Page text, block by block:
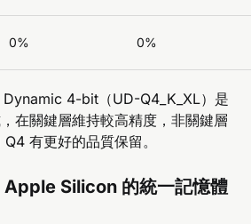
0% 0%
4-bit（UD-Q4_K_XL）是
在關鍵層維持較高精度，非關鍵層
有更好的品質保留。
Silicon 的統一記憶體